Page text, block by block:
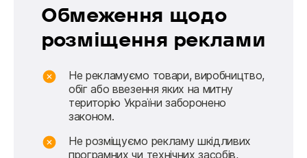
Обмеження щодо
розміщення реклами
Не рекламуємо товари, виробництво,
обіг або ввезення яких на митну
територію України заборонено
законом.
Не розміщуємо рекламу шкідливих
програмних чи технічних засобів,